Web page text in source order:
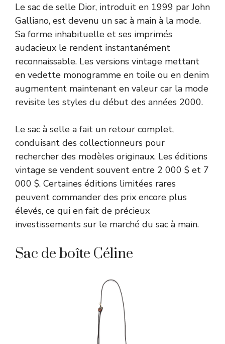
Le sac de selle Dior, introduit en 1999 par John
Galliano, est devenu un sac à main à la mode.
Sa forme inhabituelle et ses imprimés
audacieux le rendent instantanément
reconnaissable. Les versions vintage mettant
en vedette monogramme en toile ou en denim
augmentent maintenant en valeur car la mode
revisite les styles du début des années 2000.
Le sac à selle a fait un retour complet,
conduisant des collectionneurs pour
rechercher des modèles originaux. Les éditions
vintage se vendent souvent entre 2 000 $ et 7
000 $. Certaines éditions limitées rares
peuvent commander des prix encore plus
élevés, ce qui en fait de précieux
investissements sur le marché du sac à main.
Sac de boîte Céline